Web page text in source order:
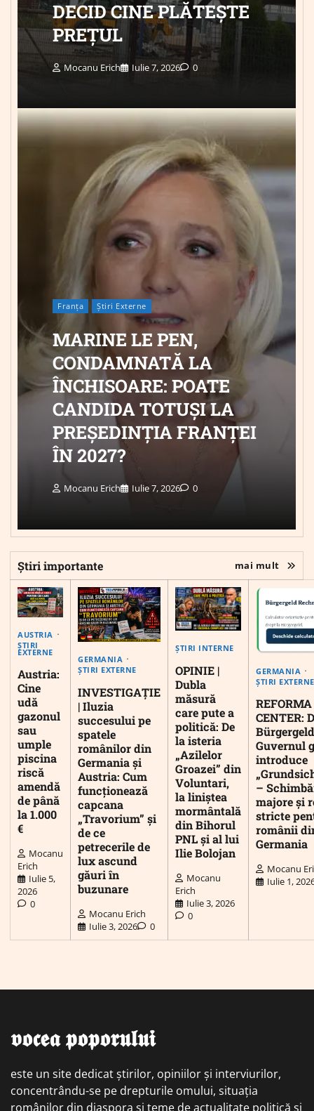
DECID CINE PLĂTEȘTE
PREȚUL
Mocanu Erich Iulie 7, 2026 0
Franța Știri Externe
MARINE LE PEN,
CONDAMNATĂ LA
ÎNCHISOARE: POATE
CANDIDA TOTUȘI LA
PREȘEDINȚIA FRANȚEI
ÎN 2027?
Mocanu Erich Iulie 7, 2026 0
Știri importante mai mult
AUSTRIA
ȘTIRI
EXTERNE
Austria:
Cine
udă
gazonul
sau
umple
piscina
riscă
amendă
de până
la 1.000
€
Mocanu
Erich
Iulie 5,
2026
0
GERMANIA
ȘTIRI EXTERNE
INVESTIGAȚIE
| Iluzia
succesului pe
spatele
românilor din
Germania și
Austria: Cum
funcționează
capcana
„Travorium” și
de ce
petrecerile de
lux ascund
găuri în
buzunare
Mocanu Erich
Iulie 3, 2026
0
ȘTIRI INTERNE
OPINIE |
Dubla
măsură
care pute a
politică: De
la isteria
„Azilelor
Groazei” din
Voluntari,
la liniștea
mormântală
din Bihorul
PNL și al lui
Ilie Bolojan
Mocanu
Erich
Iulie 3, 2026
0
GERMANIA
ȘTIRI EXTERNE
CENTER:
Guvernul
introduce
–
majore și
stricte
românii
Germania
Mocanu
Iulie 1,
𝖛𝖔𝖈𝖊𝖆 𝖕𝖔𝖕𝖔𝖗𝖚𝖑𝖚𝖎
este un site dedicat știrilor, opiniilor și interviurilor,
concentrându-se pe drepturile omului, situația
românilor din diaspora și teme de actualitate politică și